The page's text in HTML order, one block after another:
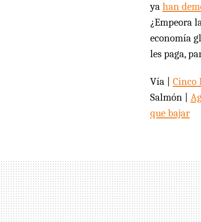
ya han
¿Empeora
economía
les paga,
Vía | Cinco
Salmón |
que bajar